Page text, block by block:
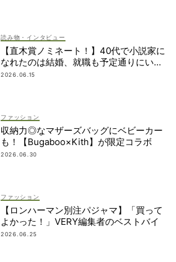
読み物・インタビュー
【直木賞ノミネート！】40代で小説家に
なれたのは結婚、就職も予定通りにいか
なかったから｜朝倉かすみさん
2026.06.15
ファッション
収納力◎なマザーズバッグにベビーカー
も！【Bugaboo×Kith】が限定コラボ
2026.06.30
ファッション
【ロンハーマン別注パジャマ】「買って
よかった！」VERY編集者のベストバイ
2026.06.25